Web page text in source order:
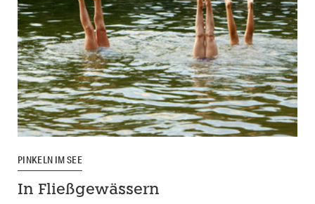
PINKELN IM SEE
In Fließgewässern